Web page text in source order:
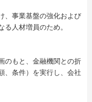
、事業基盤の強化および
人材増員のため。
のもと、金融機関との折
、条件）を実行し、会社